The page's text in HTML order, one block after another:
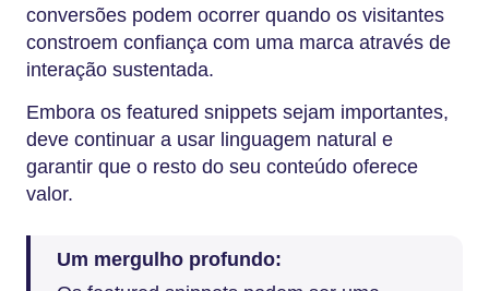
conversões podem ocorrer quando os visitantes
constroem confiança com uma marca através de
interação sustentada.
Embora os featured snippets sejam importantes,
deve continuar a usar linguagem natural e
garantir que o resto do seu conteúdo oferece
valor.
Um mergulho profundo: